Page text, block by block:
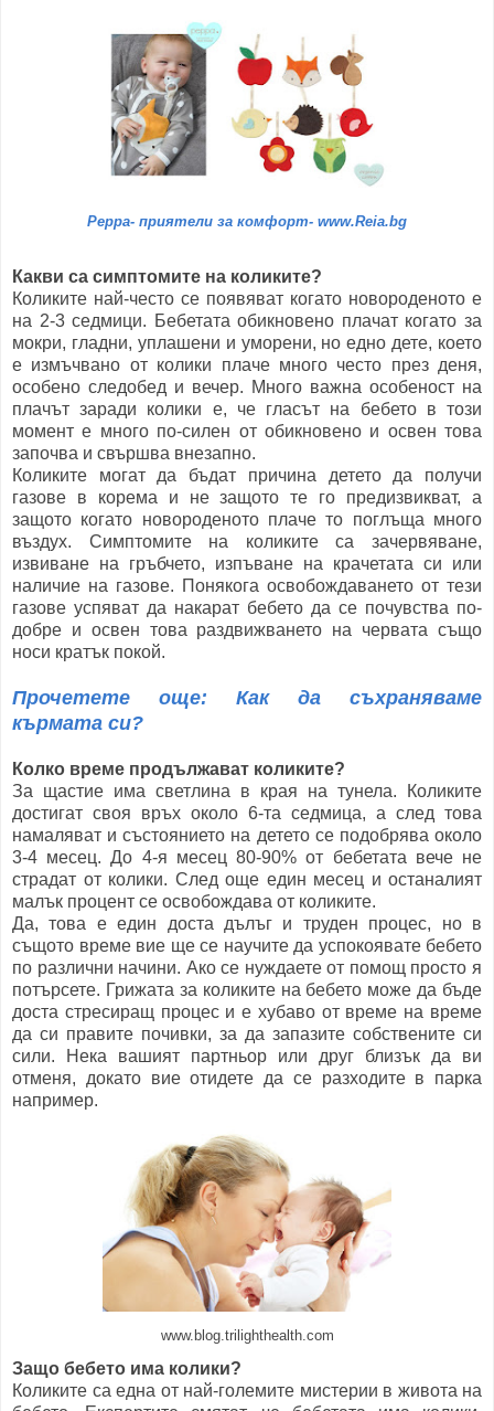
Peppa- приятели за комфорт- www.Reia.bg
Какви са симптомите на коликите?
Коликите най-често се появяват когато новороденото е
на 2-3 седмици. Бебетата обикновено плачат когато за
мокри, гладни, уплашени и уморени, но едно дете, което
е измъчвано от колики плаче много често през деня,
особено следобед и вечер. Много важна особеност на
плачът заради колики е, че гласът на бебето в този
момент е много по-силен от обикновено и освен това
започва и свършва внезапно.
Коликите могат да бъдат причина детето да получи
газове в корема и не защото те го предизвикват, а
защото когато новороденото плаче то поглъща много
въздух. Симптомите на коликите са зачервяване,
извиване на гръбчето, изпъване на крачетата си или
наличие на газове. Понякога освобождаването от тези
газове успяват да накарат бебето да се почувства по-
добре и освен това раздвижването на червата също
носи кратък покой.
Прочетете още: Как да съхраняваме
кърмата си?
Колко време продължават коликите?
За щастие има светлина в края на тунела. Коликите
достигат своя връх около 6-та седмица, а след това
намаляват и състоянието на детето се подобрява около
3-4 месец. До 4-я месец 80-90% от бебетата вече не
страдат от колики. След още един месец и останалият
малък процент се освобождава от коликите.
Да, това е един доста дълъг и труден процес, но в
същото време вие ще се научите да успокоявате бебето
по различни начини. Ако се нуждаете от помощ просто я
потърсете. Грижата за коликите на бебето може да бъде
доста стресиращ процес и е хубаво от време на време
да си правите почивки, за да запазите собствените си
сили. Нека вашият партньор или друг близък да ви
отменя, докато вие отидете да се разходите в парка
например.
www.blog.trilighthealth.com
Защо бебето има колики?
Коликите са една от най-големите мистерии в живота на